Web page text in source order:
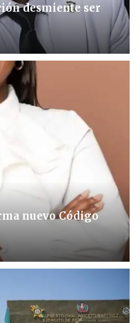
desmiente ser
nuevo Código